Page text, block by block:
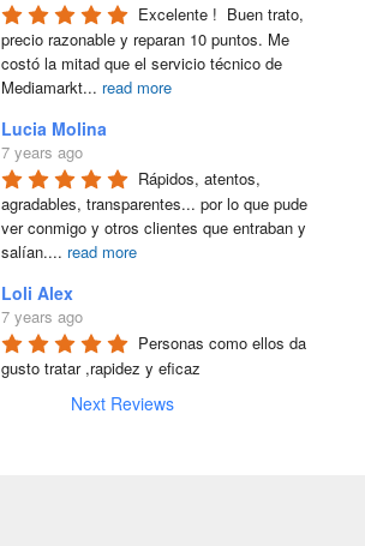
Excelente !  Buen trato,
precio razonable y reparan 10 puntos. Me
costó la mitad que el servicio técnico de
Mediamarkt... read more
Lucia Molina
7 years ago
Rápidos, atentos,
agradables, transparentes... por lo que pude
ver conmigo y otros clientes que entraban y
salían.... read more
Loli Alex
7 years ago
Personas como ellos da
gusto tratar ,rapidez y eficaz
Next Reviews